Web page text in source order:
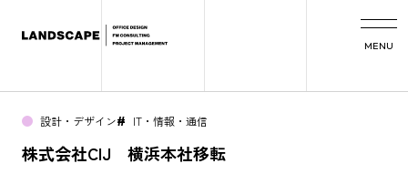
MENU
設計・デザイン# IT・情報・通信
株式会社CIJ 横浜本社移転